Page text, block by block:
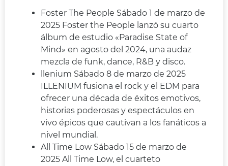
Foster The People Sábado 1 de marzo de
2025 Foster the People lanzó su cuarto
álbum de estudio «Paradise State of
Mind» en agosto del 2024, una audaz
mezcla de funk, dance, R&B y disco.
llenium Sábado 8 de marzo de 2025
ILLENIUM fusiona el rock y el EDM para
ofrecer una década de éxitos emotivos,
historias poderosas y espectáculos en
vivo épicos que cautivan a los fanáticos a
nivel mundial.
All Time Low Sábado 15 de marzo de
2025 All Time Low, el cuarteto